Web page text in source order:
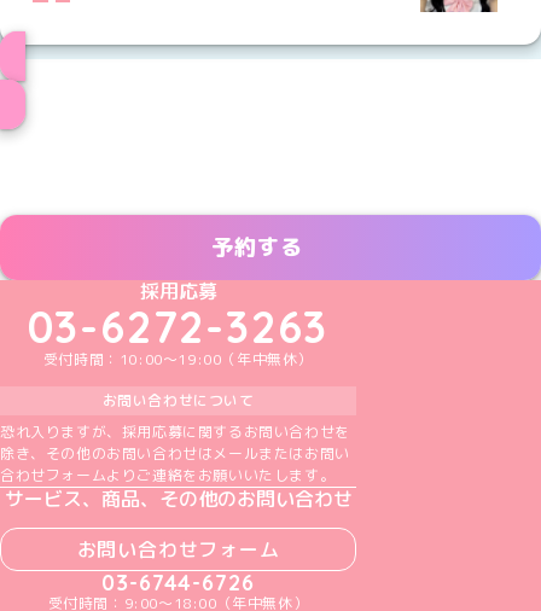
予約する
めいどりーみんTikTok公式アカウント
めいどりーみんX公式アカウント
めいどりーみんInstagram公式アカウント
めいどりーみんFacebook公式アカウン
めいどりーみんYouTube公式アカ
採用応募
03-6272-3263
受付時間：10:00～19:00（年中無休）
お問い合わせについて
恐れ入りますが、採用応募に関するお問い合わせを
除き、その他のお問い合わせはメールまたはお問い
合わせフォームよりご連絡をお願いいたします。
サービス、商品、その他のお問い合わせ
お問い合わせフォーム
03-6744-6726
受付時間：9:00～18:00（年中無休）